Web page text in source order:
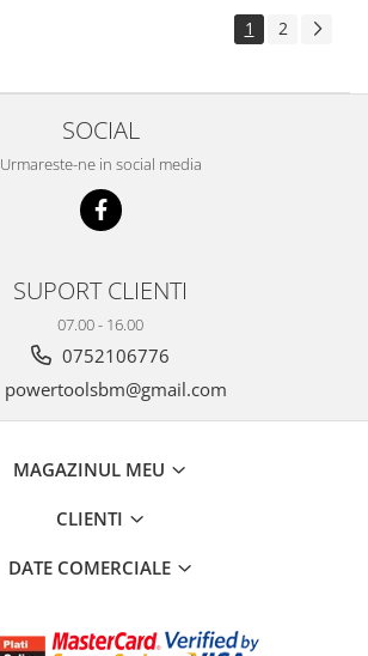
1 2
SOCIAL
Urmareste-ne in social media
SUPORT CLIENTI
07.00 - 16.00
0752106776
powertoolsbm@gmail.com
MAGAZINUL MEU
CLIENTI
DATE COMERCIALE